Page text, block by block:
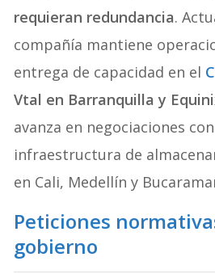
requieran redundancia.
compañía mantiene
entrega de capacidad en el
Vtal en Barranquilla y
avanza en negociaciones
infraestructura de
en Cali, Medellín y
Peticiones
gobierno